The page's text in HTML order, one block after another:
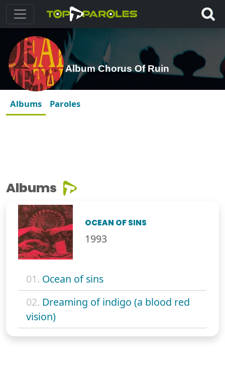
Album Chorus Of Ruin
Albums Paroles
Albums
OCEAN OF SINS
1993
01. Ocean of sins
02. Dreaming of indigo (a blood red
vision)